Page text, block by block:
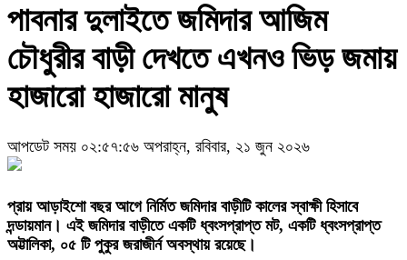
পাবনার দুলাইতে জমিদার আজিম
চৌধুরীর বাড়ী দেখতে এখনও ভিড় জমায়
হাজারো হাজারো মানুষ
আপডেট সময় ০২:৫৭:৫৬ অপরাহ্ন, রবিবার, ২১ জুন ২০২৬
প্রায় আড়াইশো বছর আগে নির্মিত জমিদার বাড়ীটি কালের স্বাক্ষী হিসাবে
দন্ডায়মান। এই জমিদার বাড়ীতে একটি ধ্বংসপ্রাপ্ত মট, একটি ধ্বংসপ্রাপ্ত
অট্টালিকা, ০৫ টি পুকুর জরাজীর্ন অবস্থায় রয়েছে।